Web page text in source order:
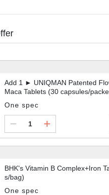
Add 1 ► UNIQMAN Patented
Maca Tablets (30 capsules/
One spec
BHK's Vitamin B Complex+Iron
s/bag)
One spec